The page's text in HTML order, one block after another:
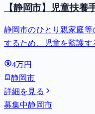
【静岡市】児童扶養
静岡市のひとり親家庭
するため、児童を監護
4万円
静岡市
詳細を見る
募集中静岡市